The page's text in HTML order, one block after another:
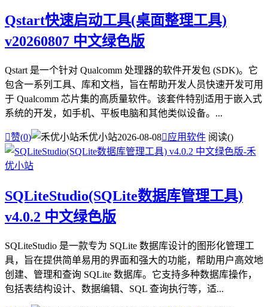
Qstart快速启动工具(桌面整理工具)
v20260807 中文绿色版
Qstart 是一个针对 Qualcomm 处理器的软件开发包 (SDK)。它
包含一系列工具、库和文档，旨在帮助开发人员快速开发可用
于 Qualcomm 芯片集的高质量软件。该套件特别适用于嵌入式
系统的开发，如手机、平板电脑和其他类似设备。...
赞(0) 禾优小站2026-08-08应用软件 阅读()
SQLiteStudio(SQLite数据库管理工具)
v4.0.2 中文绿色版
SQLiteStudio 是一款专为 SQLite 数据库设计的图形化管理工
具，旨在提供简单易用的界面和强大的功能，帮助用户高效地
创建、管理和查询 SQLite 数据库。它支持多种数据库操作，
包括表结构设计、数据编辑、SQL 查询执行等，适...